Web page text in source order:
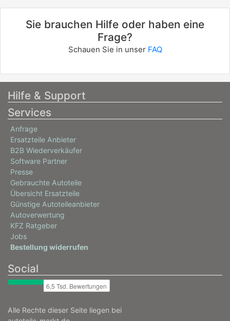
Sie brauchen Hilfe oder haben eine
Frage?
Schauen Sie in unser FAQ
Hilfe & Support
Services
Anfrage
Ersatzteile Anbieter
B2B Wiederverkäufer
Software Partner
Presse
Gebrauchte Autoteile
Übersicht Ersatzteile
Günstige Autoteileanbieter
Autoverwertung
KFZ Ratgeber
Jobs
Bestellung widerrufen
Social
Alle Rechte dieser Seite liegen bei